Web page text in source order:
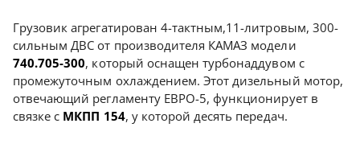
Грузовик агрегатирован 4-тактным,11-литровым, 300-
сильным ДВС от производителя КАМАЗ модели
740.705-300, который оснащен турбонаддувом с
промежуточным охлаждением. Этот дизельный мотор,
отвечающий регламенту ЕВРО-5, функционирует в
связке с МКПП 154, у которой десять передач.